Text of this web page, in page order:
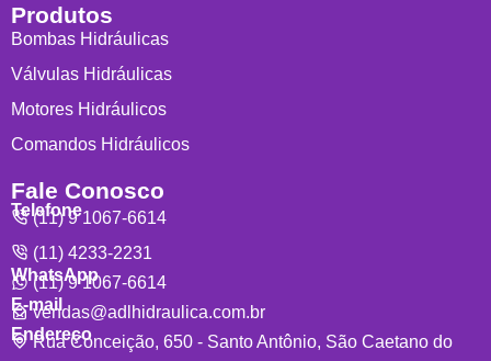
Produtos
Bombas Hidráulicas
Válvulas Hidráulicas
Motores Hidráulicos
Comandos Hidráulicos
Fale Conosco
Telefone
(11) 9 1067-6614
(11) 4233-2231
WhatsApp
(11) 9 1067-6614
E-mail
vendas@adlhidraulica.com.br
Endereço
Rua Conceição, 650 - Santo Antônio, São Caetano do